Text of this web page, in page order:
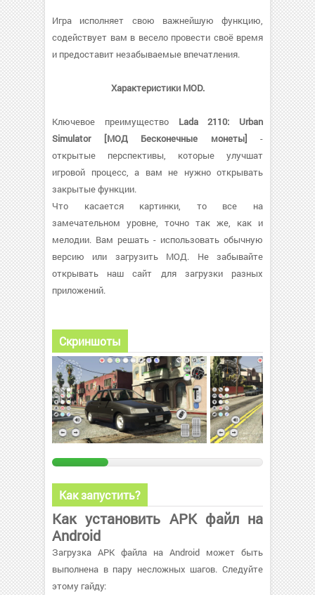
Игра исполняет свою важнейшую функцию,
содействует вам в весело провести своё время
и предоставит незабываемые впечатления.
Характеристики MOD.
Ключевое преимущество Lada 2110: Urban
Simulator [МОД Бесконечные монеты] -
открытые перспективы, которые улучшат
игровой процесс, а вам не нужно открывать
закрытые функции.
Что касается картинки, то все на
замечательном уровне, точно так же, как и
мелодии. Вам решать - использовать обычную
версию или загрузить МОД. Не забывайте
открывать наш сайт для загрузки разных
приложений.
Скриншоты
Как запустить?
Как установить APK файл на
Android
Загрузка APK файла на Android может быть
выполнена в пару несложных шагов. Следуйте
этому гайду: